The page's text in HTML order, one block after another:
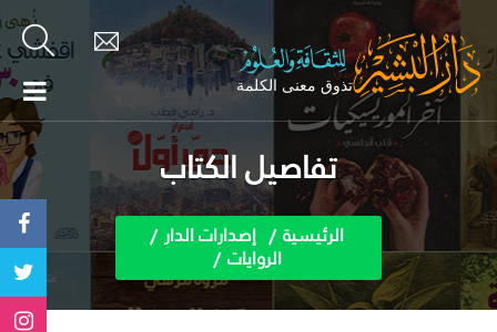
تفاصيل الكتاب
الرئيسية إصدارات الدار
الروايات